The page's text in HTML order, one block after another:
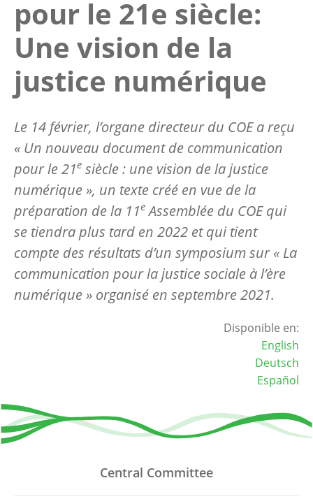
pour le 21e siècle:
Une vision de la
justice numérique
Le 14 février, l’organe directeur du COE a reçu
« Un nouveau document de communication
pour le 21e siècle : une vision de la justice
numérique », un texte créé en vue de la
préparation de la 11e Assemblée du COE qui
se tiendra plus tard en 2022 et qui tient
compte des résultats d’un symposium sur « La
communication pour la justice sociale à l’ère
numérique » organisé en septembre 2021.
Disponible en:
English
Deutsch
Español
Central Committee